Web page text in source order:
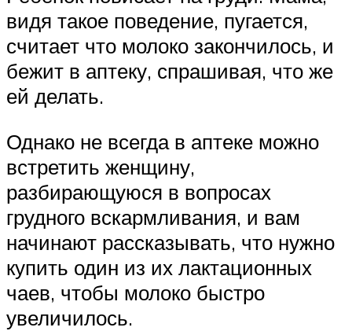
видя такое поведение, пугается,
считает что молоко закончилось, и
бежит в аптеку, спрашивая, что же
ей делать.
Однако не всегда в аптеке можно
встретить женщину,
разбирающуюся в вопросах
грудного вскармливания, и вам
начинают рассказывать, что нужно
купить один из их лактационных
чаев, чтобы молоко быстро
увеличилось.